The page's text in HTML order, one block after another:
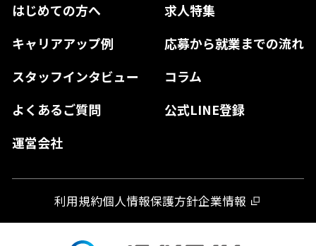
はじめての方へ
求人特集
キャリアアップ例
応募から就業までの流れ
スタッフインタビュー
コラム
よくあるご質問
公式LINE登録
運営会社
奈良県
和歌山県
島根県
山口県
徳島県
熊本県
宮崎県
鹿児島県
利用規約個人情報保護方針企業情報